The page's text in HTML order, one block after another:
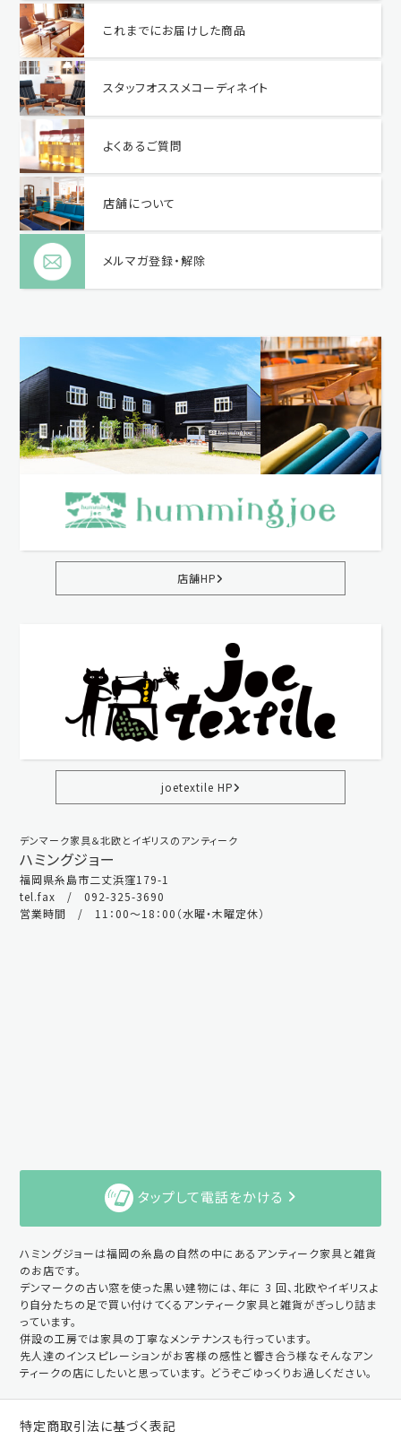
これまでにお届けした商品
スタッフオススメコーディネイト
よくあるご質問
店舗について
メルマガ登録・解除
店舗HP
joetextile HP
デンマーク家具＆北欧とイギリスのアンティーク
ハミングジョー
福岡県糸島市二丈浜窪179-1
tel.fax / 092-325-3690
営業時間 / 11：00～18：00（水曜・木曜定休）
タップして電話をかける
ハミングジョーは福岡の糸島の自然の中にあるアンティーク家具と雑貨
のお店です。
デンマークの古い窓を使った黒い建物には、年に 3 回、北欧やイギリスよ
り自分たちの足で買い付けてくるアンティーク家具と雑貨がぎっしり詰ま
っています。
併設の工房では家具の丁寧なメンテナンスも行っています。
先人達のインスピレーションがお客様の感性と響き合う様なそんなアン
ティークの店にしたいと思っています。 どうぞごゆっくりお過しください。
特定商取引法に基づく表記